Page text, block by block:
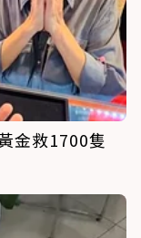
金救1700隻